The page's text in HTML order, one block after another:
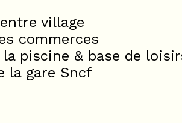
village
commerces
la piscine & base de
la gare Sncf